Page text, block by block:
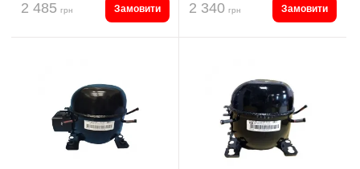
2 485 грн Замовити 2 340 грн Замовити